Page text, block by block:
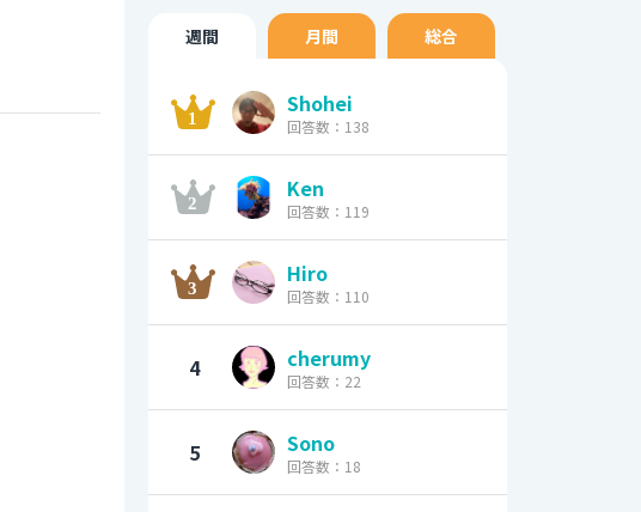
週間 月間 総合
Shohei
回答数：138
Ken
回答数：119
Hiro
回答数：110
4 cherumy
回答数：22
5 Sono
回答数：18